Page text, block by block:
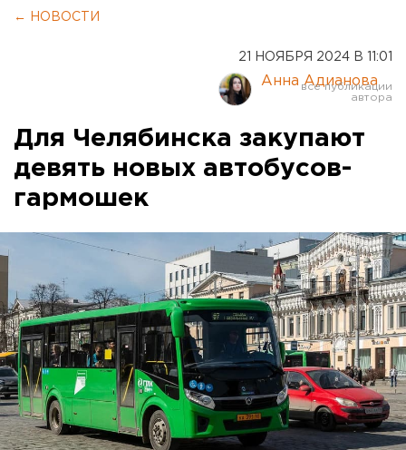
← НОВОСТИ
21 НОЯБРЯ 2024 В 11:01
Анна Адианова
Для Челябинска закупают
девять новых автобусов-
гармошек